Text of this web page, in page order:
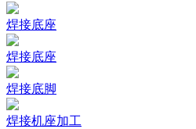
焊接底座
焊接底座
焊接底脚
焊接机座加工